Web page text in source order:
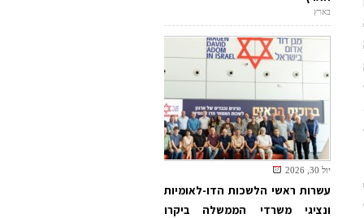
בארץ
יול 30, 2026
עשרות ראשי הלשכות הדו-לאומיות
ונציגי משרדי הממשלה ביקרו